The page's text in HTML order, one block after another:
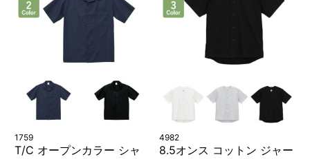
1759
T/C オープンカラー シャ
4982
8.5オンス コットン ジャー